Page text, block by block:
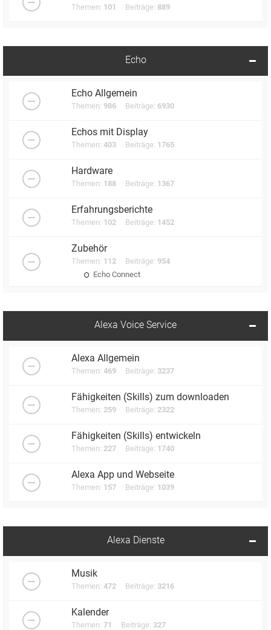
Themen: 101 Beiträge: 889
Echo
Echo Allgemein
Themen: 986 Beiträge: 6930
Echos mit Display
Themen: 403 Beiträge: 1765
Hardware
Themen: 188 Beiträge: 1367
Erfahrungsberichte
Themen: 102 Beiträge: 1452
Zubehör
Themen: 112 Beiträge: 954
Echo Connect
Alexa Voice Service
Alexa Allgemein
Themen: 469 Beiträge: 3237
Fähigkeiten (Skills) zum downloaden
Themen: 259 Beiträge: 2322
Fähigkeiten (Skills) entwickeln
Themen: 227 Beiträge: 1740
Alexa App und Webseite
Themen: 157 Beiträge: 1039
Alexa Dienste
Musik
Themen: 472 Beiträge: 3216
Kalender
Themen: 71 Beiträge: 327